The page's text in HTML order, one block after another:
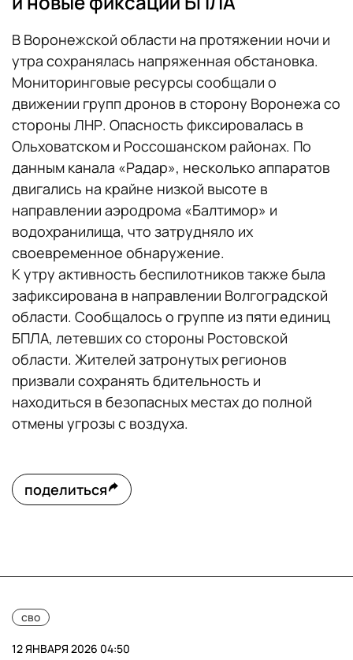
В Воронежской области на протяжении ночи и
утра сохранялась напряженная обстановка.
Мониторинговые ресурсы сообщали о
движении групп дронов в сторону Воронежа со
стороны ЛНР. Опасность фиксировалась в
Ольховатском и Россошанском районах. По
данным канала «Радар», несколько аппаратов
двигались на крайне низкой высоте в
направлении аэродрома «Балтимор» и
водохранилища, что затрудняло их
своевременное обнаружение.
К утру активность беспилотников также была
зафиксирована в направлении Волгоградской
области. Сообщалось о группе из пяти единиц
БПЛА, летевших со стороны Ростовской
области. Жителей затронутых регионов
призвали сохранять бдительность и
находиться в безопасных местах до полной
отмены угрозы с воздуха.
поделиться
сво
12 ЯНВАРЯ 2026 04:50